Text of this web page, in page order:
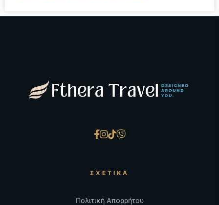
ΣΧΕΤΙΚΆ
Πολιτική Απορρήτου